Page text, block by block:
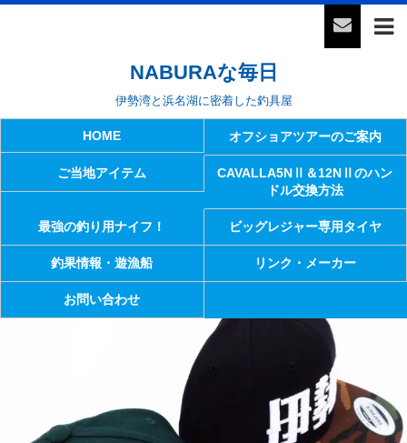
NABURAな毎日
伊勢湾と浜名湖に密着した釣具屋
HOME オフショアツアーのご案内
ご当地アイテム
CAVALLA5NⅡ＆12NⅡのハン
ドル交換方法
最強の釣り用ナイフ！ ビッグレジャー専用タイヤ
釣果情報・遊漁船 リンク・メーカー
お問い合わせ